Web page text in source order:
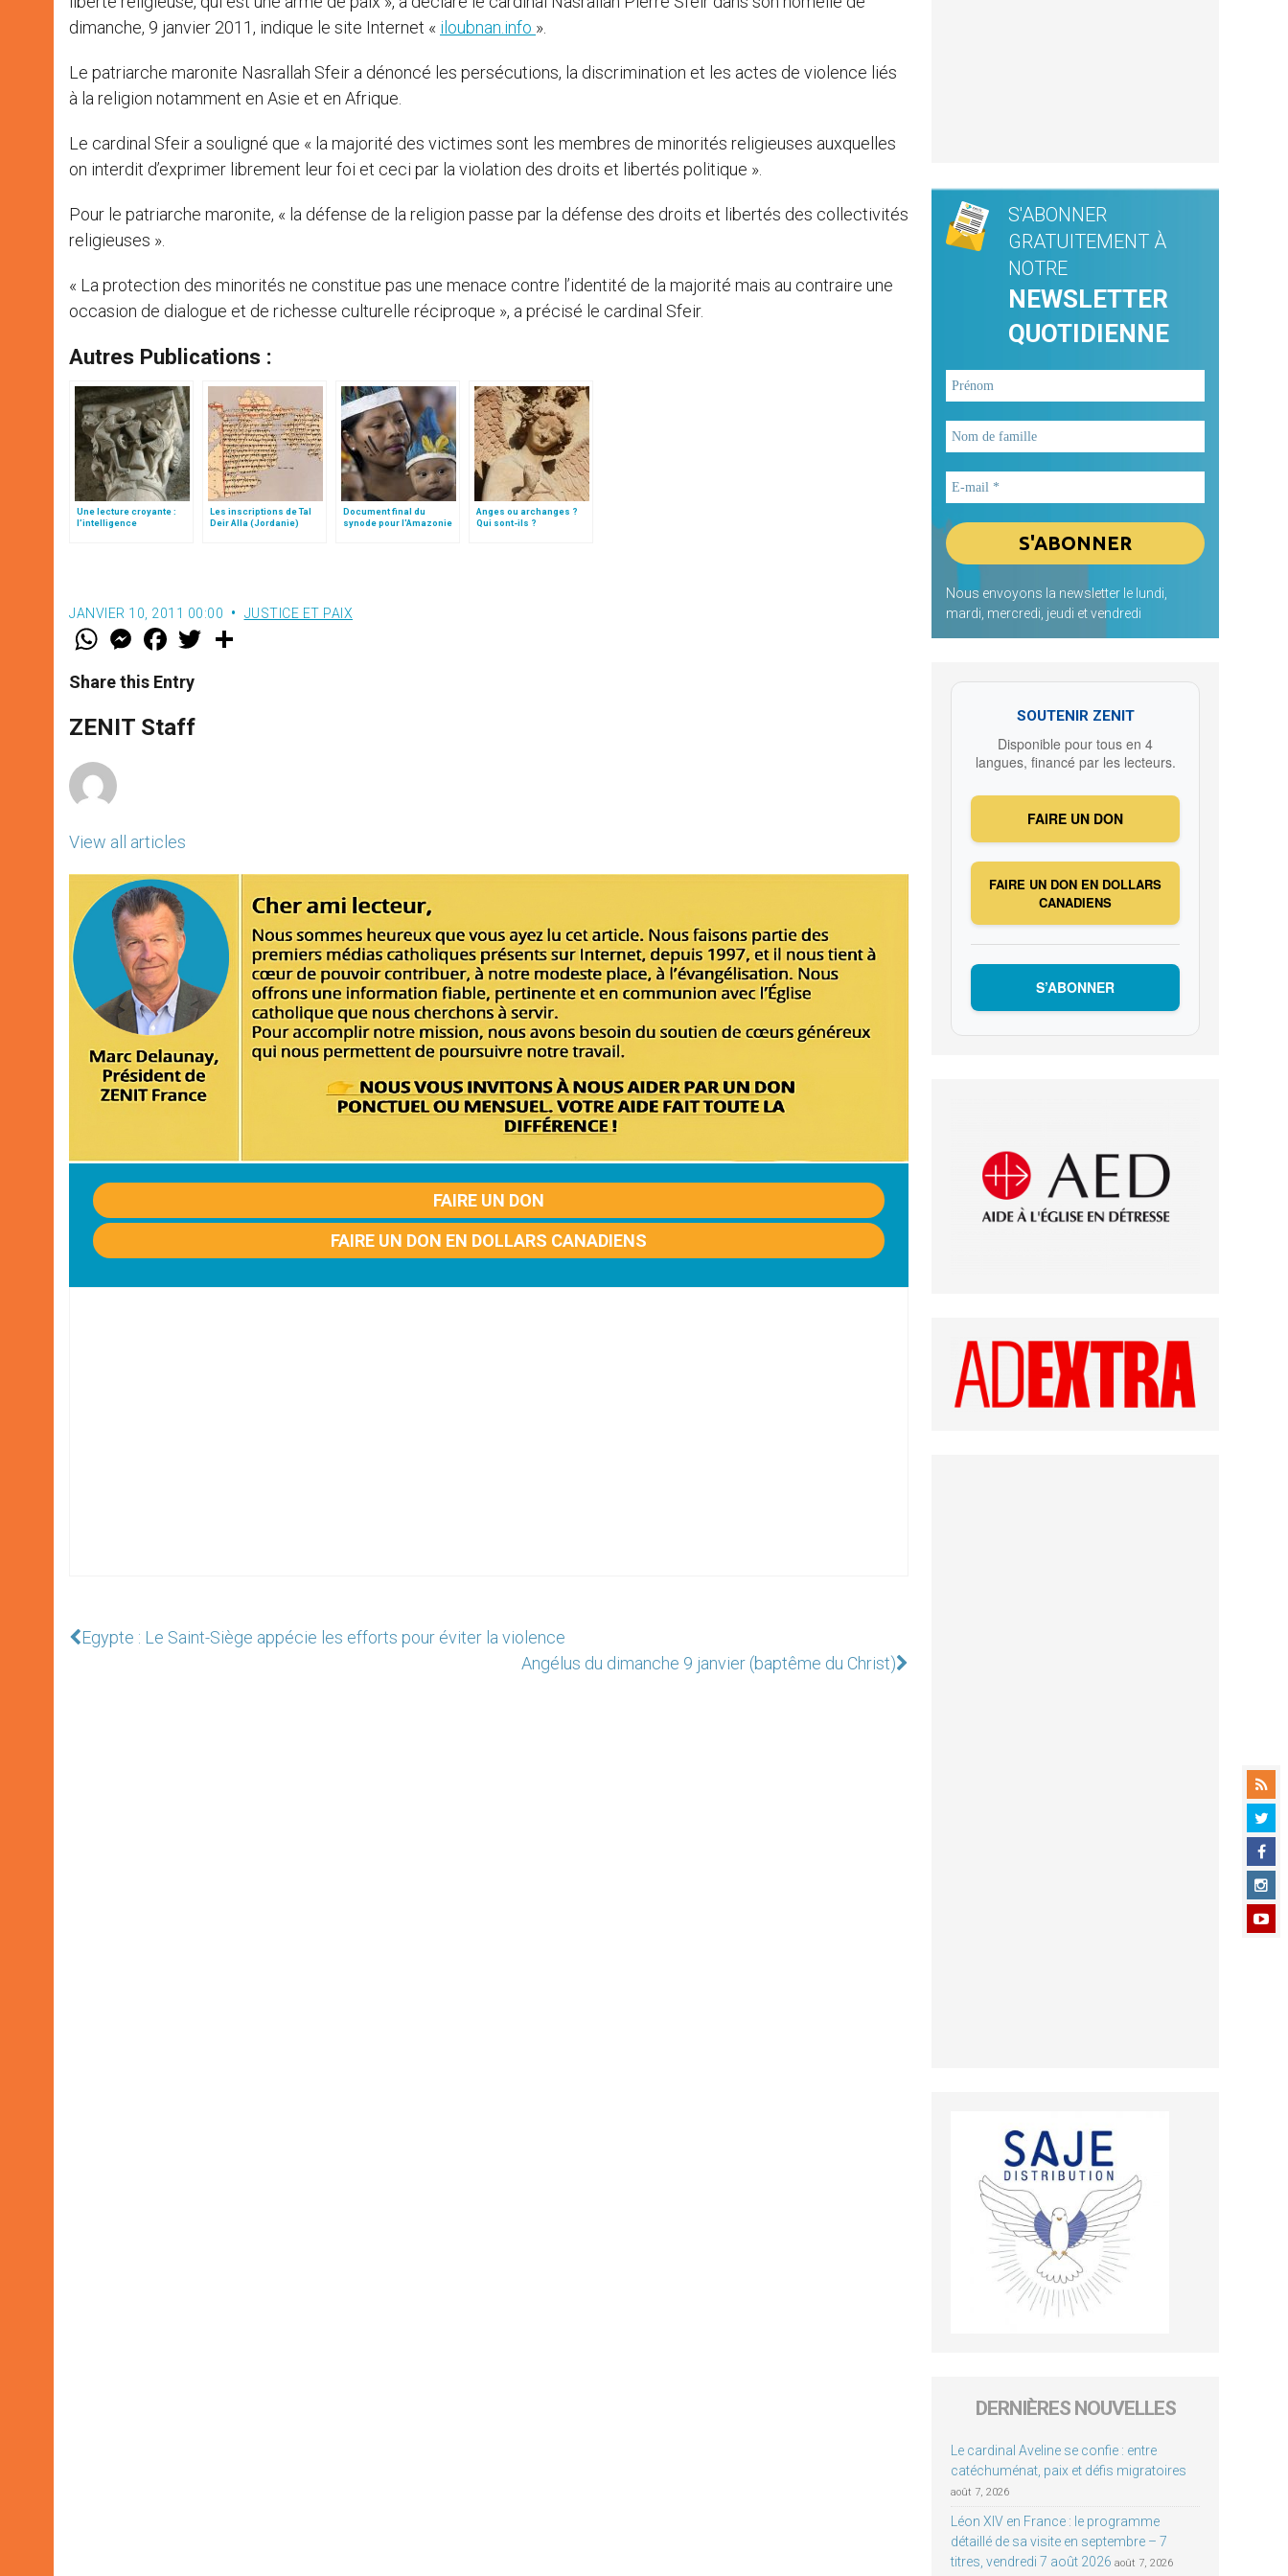
dimanche, 9 janvier 2011, indique le site Internet « iloubnan.info ».
Le patriarche maronite Nasrallah Sfeir a dénoncé les persécutions, la discrimination et les actes de violence liés
à la religion notamment en Asie et en Afrique.
Le cardinal Sfeir a souligné que « la majorité des victimes sont les membres de minorités religieuses auxquelles
on interdit d’exprimer librement leur foi et ceci par la violation des droits et libertés politique ».
Pour le patriarche maronite, « la défense de la religion passe par la défense des droits et libertés des collectivités
religieuses ».
« La protection des minorités ne constitue pas une menace contre l’identité de la majorité mais au contraire une
occasion de dialogue et de richesse culturelle réciproque », a précisé le cardinal Sfeir.
Autres Publications :
Une lecture croyante :
l’intelligence
Les inscriptions de Tal
Deir Alla (Jordanie)
Document final du
synode pour l'Amazonie
Anges ou archanges ?
Qui sont-ils ?
JANVIER 10, 2011 00:00 JUSTICE ET PAIX
W
t
s
p
p
M
e
s
e
g
e
F
a
e
b
o
k
w
Share this Entry
ZENIT Staff
View all articles
FAIRE UN DON
FAIRE UN DON EN DOLLARS CANADIENS
Egypte : Le Saint-Siège appécie les efforts pour éviter la violence
Angélus du dimanche 9 janvier (baptême du Christ)
S'ABONNER
GRATUITEMENT À
NOTRE
NEWSLETTER
QUOTIDIENNE
Nous envoyons la newsletter le lundi,
mardi, mercredi, jeudi et vendredi
SOUTENIR ZENIT
Disponible pour tous en 4
langues, financé par les lecteurs.
FAIRE UN DON
FAIRE UN DON EN DOLLARS
CANADIENS
S’ABONNER
DERNIÈRES NOUVELLES
Le cardinal Aveline se confie : entre
catéchuménat, paix et défis migratoires
août 7, 2026
Léon XIV en France : le programme
détaillé de sa visite en septembre – 7
titres, vendredi 7 août 2026 août 7, 2026